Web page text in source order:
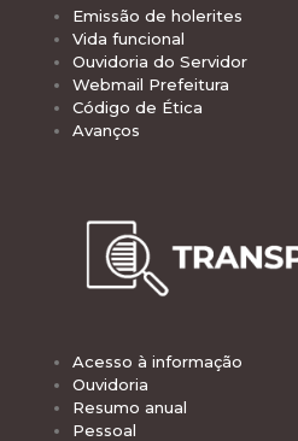
Emissão de holerites
Vida funcional
Ouvidoria do Servidor
Webmail Prefeitura
Código de Ética
Avanços
Acesso à informação
Ouvidoria
Resumo anual
Pessoal